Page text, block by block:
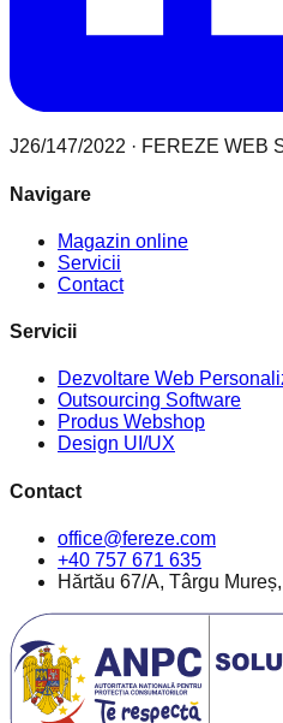
J26/147/2022 · FEREZE WEB
Navigare
Magazin online
Servicii
Contact
Servicii
Dezvoltare Web
Outsourcing Software
Produs Webshop
Design UI/UX
Contact
office@fereze.com
+40 757 671 635
Hărtău 67/A, Târgu